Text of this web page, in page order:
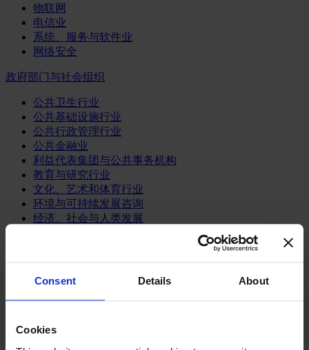
Consent Details About
Cookies
物联网
电信业
系统、服务与软件业
网络安全
政府部门与社会组织
公共卫生行业
公共基础设施行业
公共行政管理行业
公共金融业
利益代表集团与公共事务机构
教育与研究行业
文化、艺术和体育行业
环境与可持续发展咨询
经济、社会与人类发展
媒体和娱乐业
消费品
餐饮、旅游与酒店业